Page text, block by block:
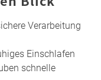
Verarbeitung
Einschlafen
schnelle